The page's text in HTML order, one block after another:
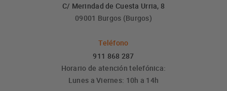
C/ Merindad de Cuesta Urria, 8
09001 Burgos (Burgos)
Teléfono
911 868 287
Horario de atención telefónica:
Lunes a Viernes: 10h a 14h